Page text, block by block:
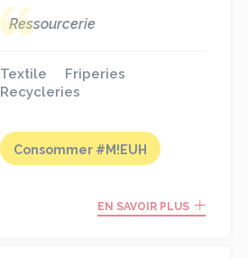
Ressourcerie
Textile
Friperies
Recycleries
Consommer #M!EUH
EN SAVOIR PLUS